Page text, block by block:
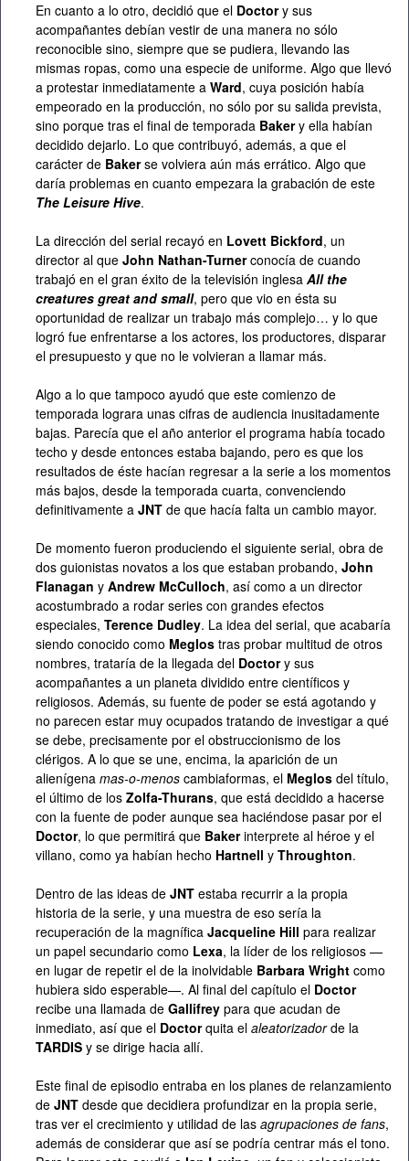
En cuanto a lo otro, decidió que el Doctory sus
acompañantes debían vestir de una manera no sólo
reconocible sino, siempre que se pudiera, llevando las
mismas ropas, como una especie de uniforme. Algo que llevó
a protestar inmediatamente a Ward, cuya posición había
empeorado en la producción, no sólo por su salida prevista,
sino porque tras el final de temporada Bakery ella habían
decidido dejarlo. Lo que contribuyó, además, a que el
carácter de Bakerse volviera aún más errático. Algo que
daría problemas en cuanto empezara la grabación de este
The Leisure Hive.
La dirección del serial recayó en Lovett Bickford, un
director al que John Nathan-Turnerconocía de cuando
trabajó en el gran éxito de la televisión inglesa All the
creatures great and small, pero que vio en ésta su
oportunidad de realizar un trabajo más complejo… y lo que
logró fue enfrentarse a los actores, los productores, disparar
el presupuesto y que no le volvieran a llamar más.
Algo a lo que tampoco ayudó que este comienzo de
temporada lograra unas cifras de audiencia inusitadamente
bajas. Parecía que el año anterior el programa había tocado
techo y desde entonces estaba bajando, pero es que los
resultados de éste hacían regresar a la serie a los momentos
más bajos, desde la temporada cuarta, convenciendo
definitivamente a JNT de que hacía falta un cambio mayor.
De momento fueron produciendo el siguiente serial, obra de
dos guionistas novatos a los que estaban probando, John
Flanagan y Andrew McCulloch, así como a un director
acostumbrado a rodar series con grandes efectos
especiales, Terence Dudley. La idea del serial, que acabaría
siendo conocido como Meglos tras probar multitud de otros
nombres, trataría de la llegada del Doctory sus
acompañantes a un planeta dividido entre científicos y
religiosos. Además, su fuente de poder se está agotando y
no parecen estar muy ocupados tratando de investigar a qué
se debe, precisamente por el obstruccionismo de los
clérigos. A lo que se une, encima, la aparición de un
alienígena mas-o-menos cambiaformas, el Meglos del título,
el último de los Zolfa-Thurans, que está decidido a hacerse
con la fuente de poder aunque sea haciéndose pasar por el
Doctor, lo que permitirá que Bakerinterprete al héroe y el
villano, como ya habían hecho Hartnell y Throughton.
Dentro de las ideas de JNT estaba recurrir a la propia
historia de la serie, y una muestra de eso sería la
recuperación de la magnífica Jacqueline Hill para realizar
un papel secundario como Lexa, la líder de los religiosos —
en lugar de repetir el de la inolvidable Barbara Wright como
hubiera sido esperable—. Al final del capítulo el Doctor
recibe una llamada de Gallifrey para que acudan de
inmediato, así que el Doctorquita el aleatorizadorde la
TARDIS y se dirige hacia allí.
Este final de episodio entraba en los planes de relanzamiento
de JNT desde que decidiera profundizar en la propia serie,
tras ver el crecimiento y utilidad de las agrupaciones de fans,
además de considerar que así se podría centrar más el tono.